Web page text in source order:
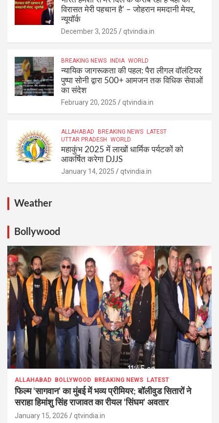
विरासत मेरी पहचान है’ – जोहरान ममदानी मेयर,
न्यूयॉर्क
December 3, 2025 qtvindia.in
BREAKING NEWS INDIA WORLD
न्यायिक जागरूकता की पहल: पैरा लीगल वॉलंटियर
पुष्पा सोनी द्वारा 500+ आमजन तक विधिक सेवाओं
का संदेश
February 20, 2025 qtvindia.in
ALLAHABAD BREAKING NEWS
LATEST
UTTAR PRADESH
WORLD
महाकुंभ 2025 में लाखों धार्मिक पर्यटकों को
आकर्षित करेगा DJJS
January 14, 2025 qtvindia.in
Weather
Bollywood
ALLAHABAD BOLLYWOOD BREAKING NEWS LATEST
फिल्म ‘सागवान’ का मुंबई में भव्य प्रीमियर; बॉलीवुड सितारों ने
सराहा हिमांशु सिंह राजावत का रीयल ‘सिंघम’ अवतार
January 15, 2026
qtvindia.in